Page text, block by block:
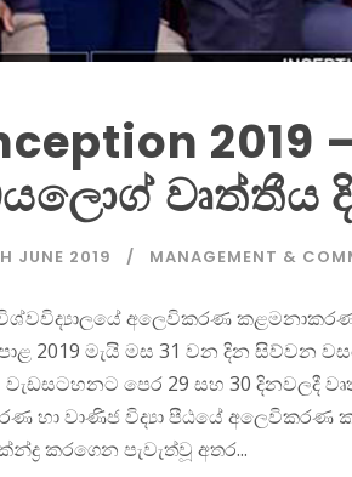
2019
වෘත්තීය
JUNE 2019 MANAGEMENT &
අලෙවිකරණ කළමනාකරණ
2019 මැයි මස 31 වන දින සිව්වන
පෙර 29 සහ 30 දිනවලදී
හා වාණිජ විද්‍යා පීඨයේ අලෙවිකරණ
කරගෙන පැවැත්වූ අතර...